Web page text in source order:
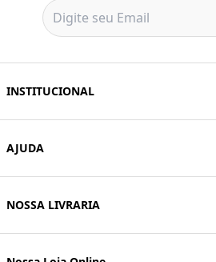
INSTITUCIONAL
AJUDA
NOSSA LIVRARIA